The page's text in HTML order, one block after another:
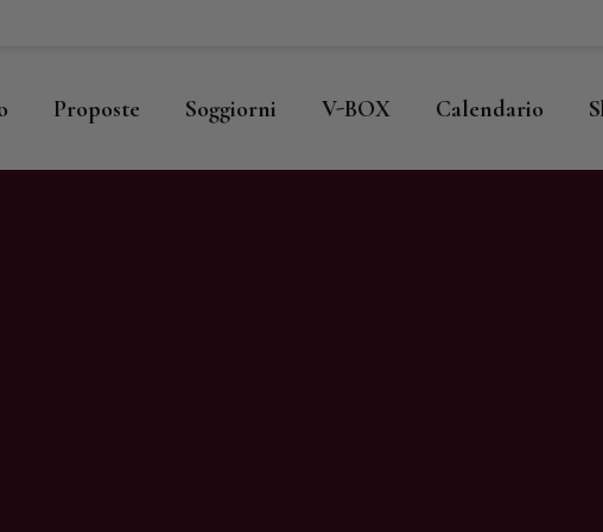
Proposte Soggiorni V-BOX Calendario